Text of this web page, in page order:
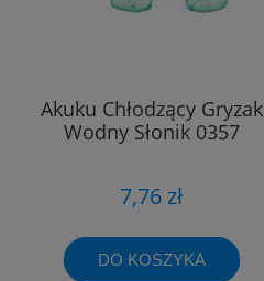
Akuku Chłodzący Gryzak
Wodny Słonik 0357
7,76 zł
DO KOSZYKA